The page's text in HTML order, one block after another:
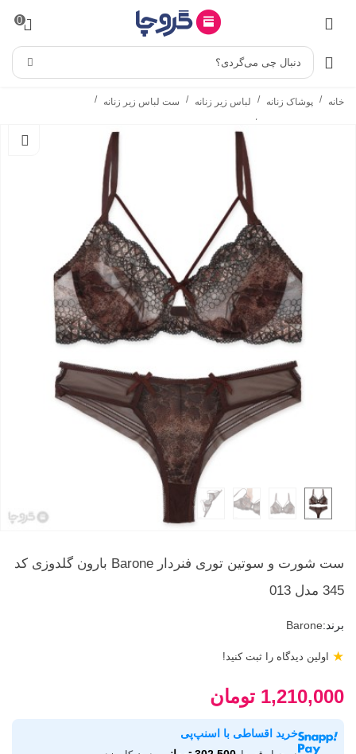
0
دنبال چی می‌گردی؟
خانه / پوشاک زنانه / لباس زیر زنانه / ست لباس زیر زنانه /
/
ست شورت و سوتین توری فنردار Barone بارون گلدوزی کد
345 مدل 013
برند:Barone
اولین دیدگاه را ثبت کنید! ★
1,210,000 تومان
خرید اقساطی با اسنپ‌پی